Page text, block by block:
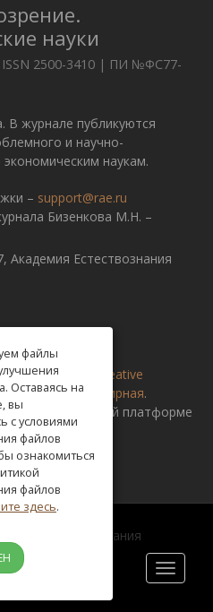
науки
2500-3410 | ПИ №ФС77-
В журнале публикуются
и научно-
экономическим наукам.
– support@rae.ru
Бизенкова М.Н. –
Академия Естествознания
полицензии Creative
4.0 Всемирная.
издательской платформе
естествознания
Toggle
файлы
Оставаясь на
вы
с условиями
файлов
ознакомиться
файлов
здесь.